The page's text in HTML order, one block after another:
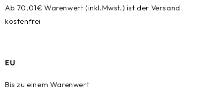
Ab 70,01€ Warenwert (inkl.Mwst.) ist der Versand
kostenfrei
EU
Bis zu einem Warenwert